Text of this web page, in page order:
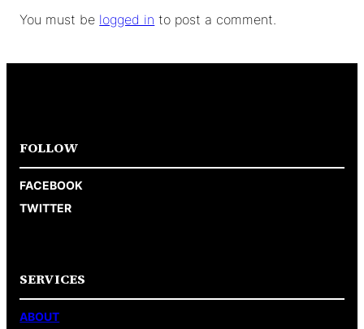
You must be logged in to post a comment.
FOLLOW
FACEBOOK
TWITTER
SERVICES
ABOUT